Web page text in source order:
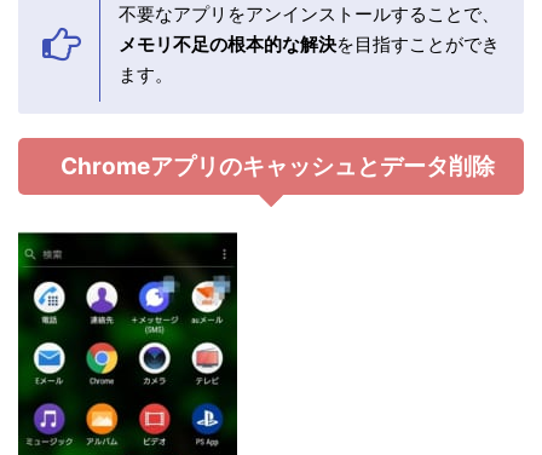
不要なアプリをアンインストールすることで、
メモリ不足の根本的な解決を目指すことができ
ます。
Chromeアプリのキャッシュとデータ削除